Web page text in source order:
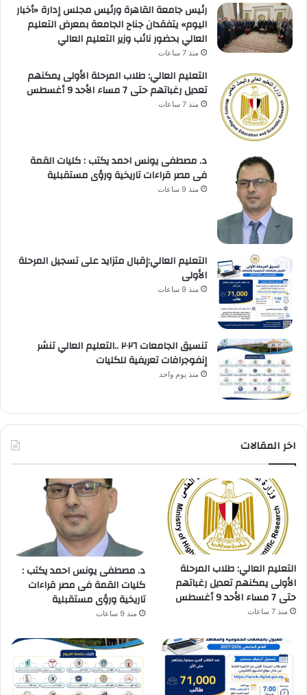
رئيس جامعة القاهرة ورئيس مجلس إدارة «أخبار
اليوم» يتفقدان جناح الجامعة بمعرض التعليم
العالي بحضور نائب وزير التعليم العالي
منذ 7 ساعات
التعليم العالي: طلاب المرحلة الأولى يمكنهم
تعديل رغباتهم حتى 7 مساء الأحد 9 أغسطس
منذ 7 ساعات
د. مصطفى يونس احمد يكتب : كليات القمة
فى مصر قراءات تاريخية ورؤى مستقبلية
منذ 9 ساعات
التعليم العالي:إقبال متزايد على تسجيل المرحلة
الأولى
منذ 9 ساعات
تنسيق الجامعات ٢٠٢٦ ..التعليم العالي تنشر
إنفوجرافات تعريفية للكليات
منذ يوم واحد
اخر المقالات
التعليم العالي: طلاب المرحلة
الأولى يمكنهم تعديل رغباتهم
حتى 7 مساء الأحد 9 أغسطس
منذ 7 ساعات
د. مصطفى يونس احمد يكتب :
كليات القمة فى مصر قراءات
تاريخية ورؤى مستقبلية
منذ 9 ساعات